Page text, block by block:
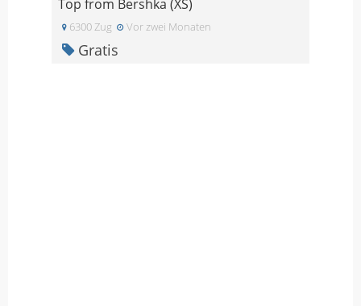
Top from Bershka (XS)
6300 Zug Vor zwei Monaten
Gratis